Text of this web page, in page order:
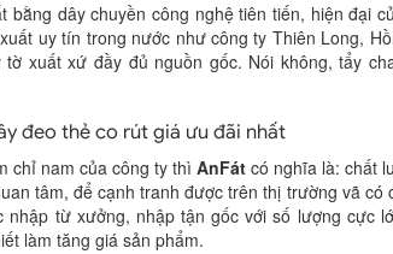
bằng dây chuyền công nghệ tiên tiến, hiện đại
uy tín trong nước như công ty Thiên Long,
xuất xứ đầy đủ nguồn gốc. Nói không, tẩy
đeo thẻ co rút giá ưu đãi nhất
chỉ nam của công ty thì AnFát có nghĩa là: chất
tâm, để cạnh tranh được trên thị trường vã
nhập từ xưởng, nhập tận gốc với số lượng cực
làm tăng giá sản phẩm.